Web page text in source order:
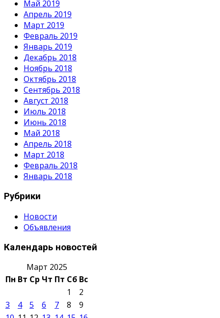
Май 2019
Апрель 2019
Март 2019
Февраль 2019
Январь 2019
Декабрь 2018
Ноябрь 2018
Октябрь 2018
Сентябрь 2018
Август 2018
Июль 2018
Июнь 2018
Май 2018
Апрель 2018
Март 2018
Февраль 2018
Январь 2018
Рубрики
Новости
Объявления
Календарь новостей
Март 2025
Пн Вт Ср Чт Пт Сб Вс
1
2
3
4 5 6 7 8
9